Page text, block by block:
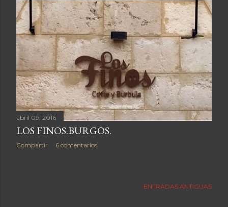
t
r
a
d
a
s
abril 09, 2016
LOS FINOS.BURGOS.
Compartir 6 comentarios
ENTRADAS ANTIGUAS